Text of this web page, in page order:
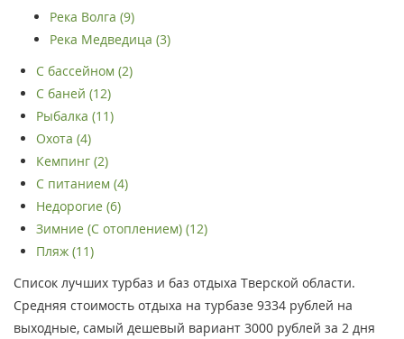
Река Волга (9)
Река Медведица (3)
С бассейном (2)
С баней (12)
Рыбалка (11)
Охота (4)
Кемпинг (2)
С питанием (4)
Недорогие (6)
Зимние (С отоплением) (12)
Пляж (11)
Список лучших турбаз и баз отдыха Тверской области.
Средняя стоимость отдыха на турбазе 9334 рублей на
выходные, самый дешевый вариант 3000 рублей за 2 дня